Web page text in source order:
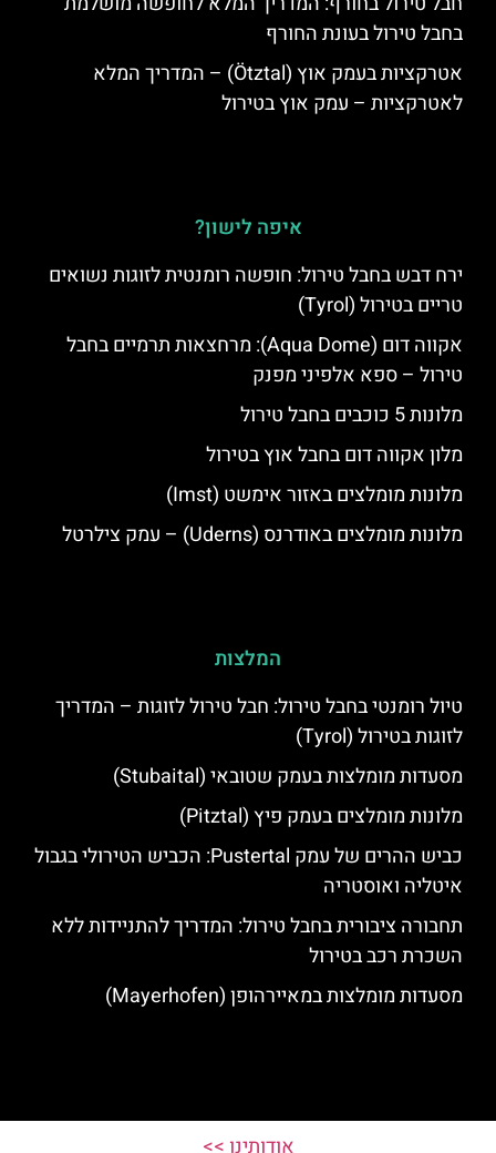
בחבל טירול בעונת החורף
אטרקציות בעמק אוץ (Ötztal) – המדריך המלא
לאטרקציות – עמק אוץ בטירול
איפה לישון?
ירח דבש בחבל טירול: חופשה רומנטית לזוגות נשואים
טריים בטירול (Tyrol)
אקווה דום (Aqua Dome): מרחצאות תרמיים בחבל
טירול – ספא אלפיני מפנק
מלונות 5 כוכבים בחבל טירול
מלון אקווה דום בחבל אוץ בטירול
מלונות מומלצים באזור אימשט (Imst)
מלונות מומלצים באודרנס (Uderns) – עמק צילרטל
המלצות
טיול רומנטי בחבל טירול: חבל טירול לזוגות – המדריך
לזוגות בטירול (Tyrol)
מסעדות מומלצות בעמק שטובאי (Stubaital)
מלונות מומלצים בעמק פיץ (Pitztal)
כביש ההרים של עמק Pustertal: הכביש הטירולי בגבול
איטליה ואוסטריה
תחבורה ציבורית בחבל טירול: המדריך להתניידות ללא
השכרת רכב בטירול
מסעדות מומלצות במאיירהופן (Mayerhofen)
אודותינו >>